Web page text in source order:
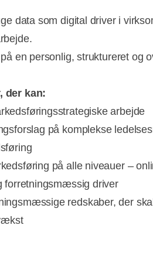
data som digital driver i
en personlig, struktureret og
der kan:
arbejde
på komplekse
på alle niveauer –
forretningsmæssig driver
redskaber, der